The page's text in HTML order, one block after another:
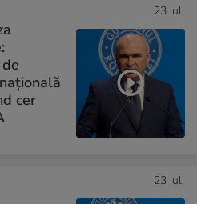
23 iul.
cer
23 iul.